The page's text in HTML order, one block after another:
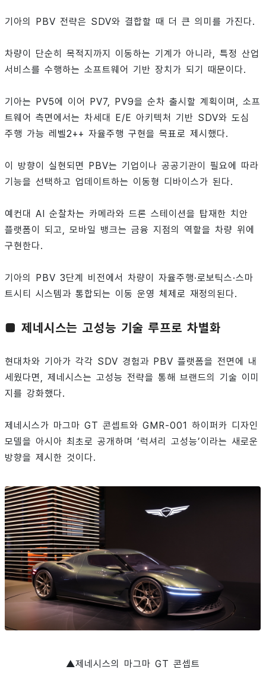
기아의 PBV 전략은 SDV와 결합할 때 더 큰 의미를 가진다.
차량이 단순히 목적지까지 이동하는 기계가 아니라, 특정 산업
서비스를 수행하는 소프트웨어 기반 장치가 되기 때문이다.
기아는 PV5에 이어 PV7, PV9을 순차 출시할 계획이며, 소프
트웨어 측면에서는 차세대 E/E 아키텍처 기반 SDV와 도심
주행 가능 레벨2++ 자율주행 구현을 목표로 제시했다.
이 방향이 실현되면 PBV는 기업이나 공공기관이 필요에 따라
기능을 선택하고 업데이트하는 이동형 디바이스가 된다.
예컨대 AI 순찰차는 카메라와 드론 스테이션을 탑재한 치안
플랫폼이 되고, 모바일 뱅크는 금융 지점의 역할을 차량 위에
구현한다.
기아의 PBV 3단계 비전에서 차량이 자율주행·로보틱스·스마
트시티 시스템과 통합되는 이동 운영 체제로 재정의된다.
■ 제네시스는 고성능 기술 루프로 차별화
현대차와 기아가 각각 SDV 경험과 PBV 플랫폼을 전면에 내
세웠다면, 제네시스는 고성능 전략을 통해 브랜드의 기술 이미
지를 강화했다.
제네시스가 마그마 GT 콘셉트와 GMR-001 하이퍼카 디자인
모델을 아시아 최초로 공개하며 ‘럭셔리 고성능’이라는 새로운
방향을 제시한 것이다.
▲제네시스의 마그마 GT 콘셉트